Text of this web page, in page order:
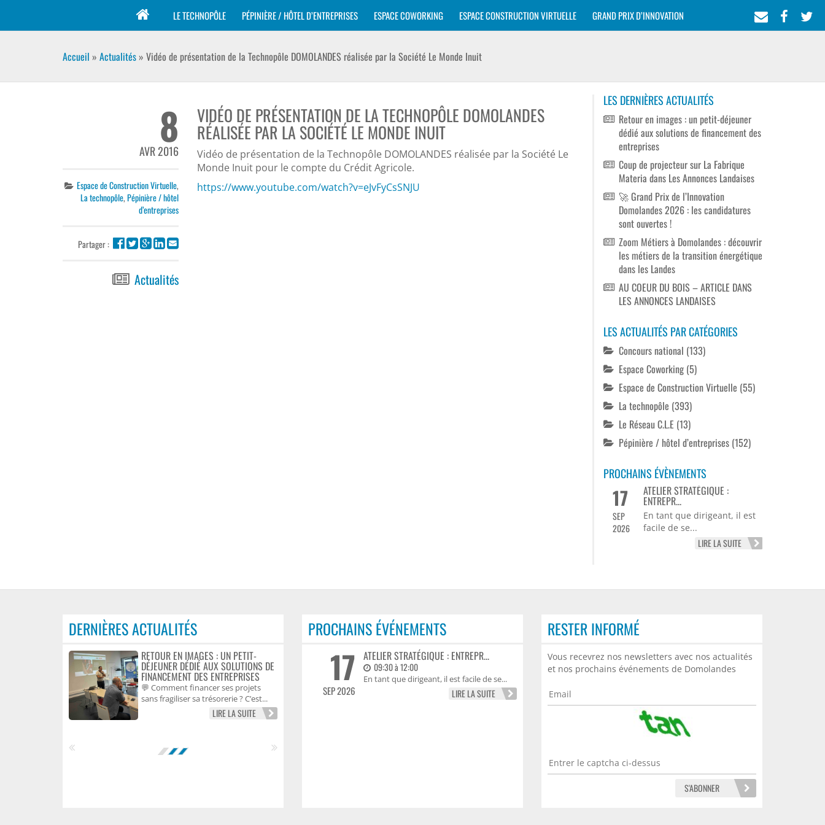
LE TECHNOPÔLE PÉPINIÈRE / HÔTEL D’ENTREPRISES ESPACE COWORKING ESPACE CONSTRUCTION VIRTUELLE GRAND PRIX D’INNOVATION
Accueil » Actualités » Vidéo de présentation de la Technopôle DOMOLANDES réalisée par la Société Le Monde Inuit
8
AVR 2016
Espace de Construction Virtuelle,
La technopôle,Pépinière / hôtel
d’entreprises
Partager :
Actualités
VIDÉO DE PRÉSENTATION DE LA TECHNOPÔLE DOMOLANDES
RÉALISÉE PAR LA SOCIÉTÉ LE MONDE INUIT
Vidéo de présentation de la Technopôle DOMOLANDES réalisée par la Société Le
Monde Inuit pour le compte du Crédit Agricole.
https://www.youtube.com/watch?v=eJvFyCsSNJU
LES DERNIÈRES ACTUALITÉS
Retour en images : un petit-déjeuner
dédié aux solutions de financement des
entreprises
Coup de projecteur sur La Fabrique
Materia dans Les Annonces Landaises
🚀 Grand Prix de l’Innovation
Domolandes 2026 : les candidatures
sont ouvertes !
Zoom Métiers à Domolandes : découvrir
les métiers de la transition énergétique
dans les Landes
AU COEUR DU BOIS – ARTICLE DANS
LES ANNONCES LANDAISES
LES ACTUALITÉS PAR CATÉGORIES
Concours national (133)
Espace Coworking(5)
Espace de Construction Virtuelle (55)
La technopôle (393)
Le Réseau C.L.E (13)
Pépinière / hôtel d’entreprises(152)
PROCHAINS ÉVÈNEMENTS
17
SEP
2026
ATELIER STRATÉGIQUE :
ENTREPR...
En tant que dirigeant, il est
facile de se...
LIRE LA SUITE
DERNIÈRES ACTUALITÉS
RETOUR EN IMAGES : UN PETIT-
DÉJEUNER DÉDIÉ AUX SOLUTIONS DE
FINANCEMENT DES ENTREPRISES
💬 Comment financer ses projets
sans fragiliser sa trésorerie ? C’est...
LIRE LA SUITE
COUP DE PROJECTEUR SUR LA
FABRIQUE MATERIA DANS LES
ANNONCES LANDAISES
Installée au sein de Domolandes, La
Fabrique Materia développe des
🚀 GRAND PRIX DE L’INNOVATION
DOMOLANDES 2026 : LES
CANDIDATURES SONT OUVERTES !
Domolandes...
LIRE LA SUITE
PROCHAINS ÉVÉNEMENTS
17
SEP 2026
ATELIER STRATÉGIQUE : ENTREPR...
09:30 à 12:00
En tant que dirigeant, il est facile de se...
LIRE LA SUITE
RESTER INFORMÉ
Vous recevrez nos newsletters avec nos actualités
et nos prochains événements de Domolandes